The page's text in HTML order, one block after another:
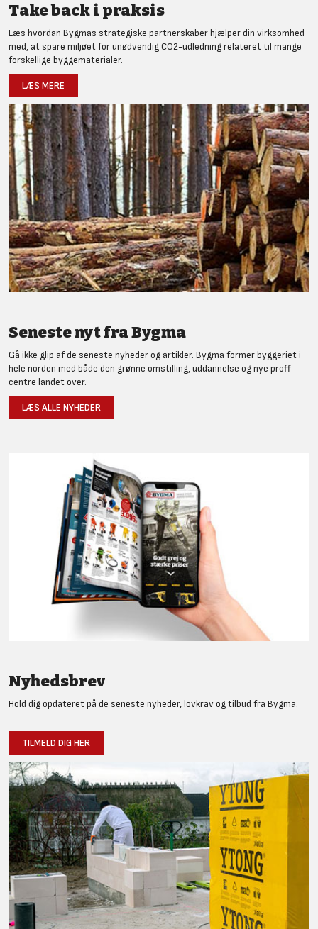
Take back i praksis
Læs hvordan Bygmas strategiske partnerskaber hjælper din virksomhed
med, at spare miljøet for unødvendig CO2-udledning relateret til mange
forskellige byggematerialer.
LÆS MERE
Seneste nyt fra Bygma
Gå ikke glip af de seneste nyheder og artikler. Bygma former byggeriet i
hele norden med både den grønne omstilling, uddannelse og nye proff-
centre landet over.
LÆS ALLE NYHEDER
Nyhedsbrev
Hold dig opdateret på de seneste nyheder, lovkrav og tilbud fra Bygma.
TILMELD DIG HER